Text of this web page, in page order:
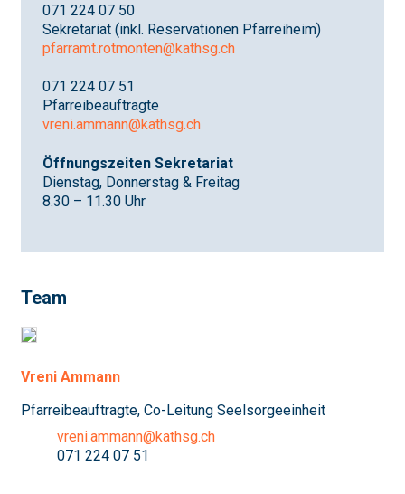
071 224 07 50
Sekretariat (inkl. Reservationen Pfarreiheim)
pfarramt.rotmonten@kathsg.ch
071 224 07 51
Pfarreibeauftragte
vreni.ammann@kathsg.ch
Öffnungszeiten Sekretariat
Dienstag, Donnerstag & Freitag
8.30 – 11.30 Uhr
Team
Vreni Ammann
Pfarreibeauftragte, Co-Leitung Seelsorgeeinheit
vreni.ammann@kathsg.ch
071 224 07 51